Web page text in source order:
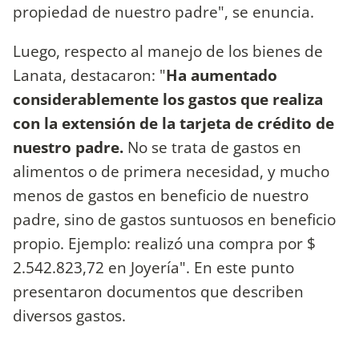
propiedad de nuestro padre", se enuncia.
Luego, respecto al manejo de los bienes de
Lanata, destacaron: "Ha aumentado
considerablemente los gastos que realiza
con la extensión de la tarjeta de crédito de
nuestro padre. No se trata de gastos en
alimentos o de primera necesidad, y mucho
menos de gastos en beneficio de nuestro
padre, sino de gastos suntuosos en beneficio
propio. Ejemplo: realizó una compra por $
2.542.823,72 en Joyería". En este punto
presentaron documentos que describen
diversos gastos.